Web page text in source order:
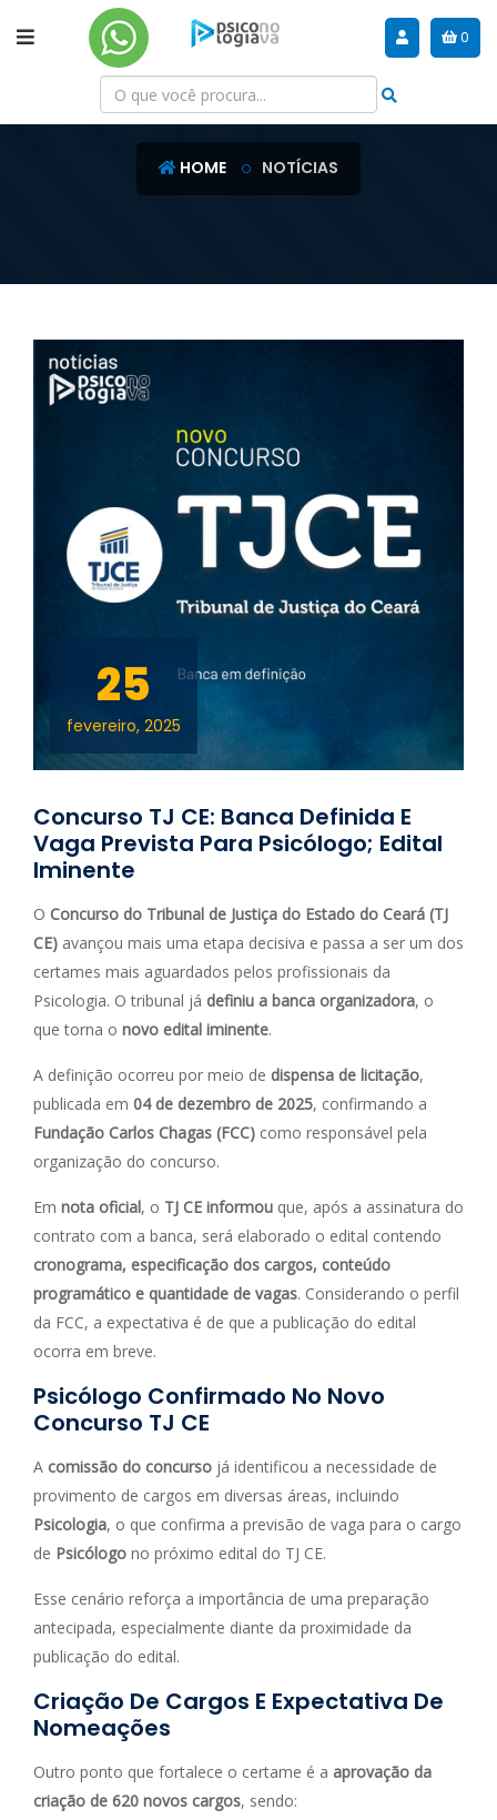
0
NOTÍCIAS
HOME NOTÍCIAS
25
fevereiro, 2025
Concurso TJ CE: Banca Definida E
Vaga Prevista Para Psicólogo; Edital
Iminente
O Concurso do Tribunal de Justiça do Estado do Ceará (TJ
CE) avançou mais uma etapa decisiva e passa a ser um dos
certames mais aguardados pelos profissionais da
Psicologia. O tribunal já definiu a banca organizadora, o
que torna o novo edital iminente.
A definição ocorreu por meio de dispensa de licitação,
publicada em 04 de dezembro de 2025, confirmando a
Fundação Carlos Chagas (FCC) como responsável pela
organização do concurso.
Em nota oficial, o TJ CE informou que, após a assinatura do
contrato com a banca, será elaborado o edital contendo
cronograma, especificação dos cargos, conteúdo
programático e quantidade de vagas. Considerando o perfil
da FCC, a expectativa é de que a publicação do edital
ocorra em breve.
Psicólogo Confirmado No Novo
Concurso TJ CE
A comissão do concurso já identificou a necessidade de
provimento de cargos em diversas áreas, incluindo
Psicologia, o que confirma a previsão de vaga para o cargo
de Psicólogo no próximo edital do TJ CE.
Esse cenário reforça a importância de uma preparação
antecipada, especialmente diante da proximidade da
publicação do edital.
Criação De Cargos E Expectativa De
Nomeações
Outro ponto que fortalece o certame é a aprovação da
criação de 620 novos cargos, sendo: